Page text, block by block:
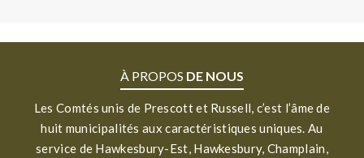
À PROPOS DE NOUS
Les Comtés unis de Prescott et Russell, c’est l’âme de
huit municipalités aux caractéristiques uniques. Au
service de Hawkesbury-Est, Hawkesbury, Champlain,